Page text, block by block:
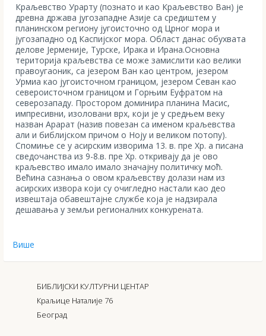
Краљевство Урарту (познато и као Краљевство Ван) је
древна држава југозападне Азије са средиштем у
планинском региону југоисточно од Црног мора и
југозападно од Каспијског мора. Област данас обухвата
делове Јерменије, Турске, Ирака и Ирана.Основна
територија краљевства се може замислити као велики
правоугаоник, са језером Ван као центром, језером
Урмиа као југоисточном границом, језером Севан као
североисточном границом и Горњим Еуфратом на
северозападу. Простором доминира планина Масис,
импресивни, изоловани врх, који је у средњем веку
назван Арарат (назив повезан са именом краљевства
али и библијском причом о Ноју и великом потопу).
Спомиње се у асирским изворима 13. в. пре Хр. а писана
сведочанства из 9-8.в. пре Хр. откривају да је ово
краљевство имало имало значајну политичку моћ.
Већина сазнања о овом краљевству долази нам из
асирских извора који су очигледно настали као део
извештаја обавештајне службе која је надзирала
дешавања у земљи регионалних конкурената.
Више
БИБЛИЈСКИ КУЛТУРНИ ЦЕНТАР
Краљице Наталије 76
Београд